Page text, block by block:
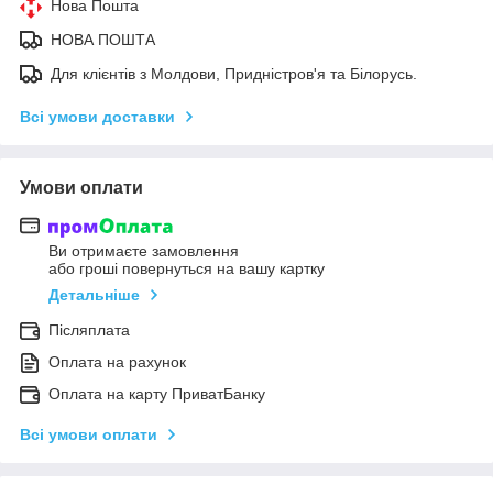
Нова Пошта
НОВА ПОШТА
Для клієнтів з Молдови, Придністров'я та Білорусь.
Всі умови доставки
Умови оплати
Ви отримаєте замовлення
або гроші повернуться на вашу картку
Детальніше
Післяплата
Оплата на рахунок
Оплата на карту ПриватБанку
Всі умови оплати